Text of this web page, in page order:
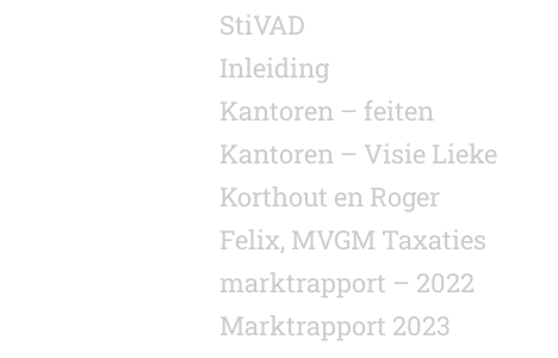
StiVAD
Inleiding
Kantoren – feiten
Kantoren – Visie Lieke
Korthout en Roger
Felix, MVGM Taxaties
marktrapport – 2022
Marktrapport 2023